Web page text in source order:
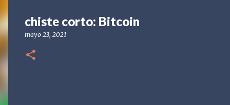
chiste corto: Bitcoin
mayo 23, 2021